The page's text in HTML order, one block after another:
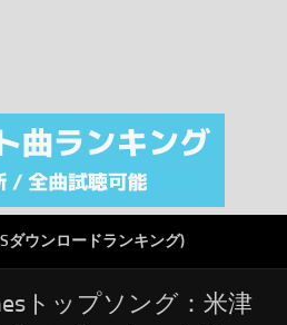
ップソング
ダウンロードランキング)
トップソング：米津